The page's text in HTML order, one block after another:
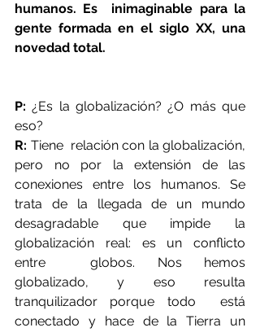
humanos. Es  inimaginable para la
gente formada en el siglo XX, una
novedad total.
P: ¿Es la globalización? ¿O más que
eso?
R: Tiene  relación con la globalización,
pero no por la extensión de las
conexiones entre los humanos. Se
trata de la llegada de un mundo
desagradable que impide la
globalización real: es un conflicto
entre  globos. Nos hemos
globalizado, y eso resulta
tranquilizador porque todo  está
conectado y hace de la Tierra un